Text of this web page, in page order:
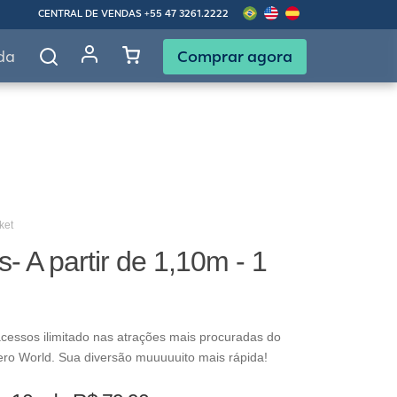
CENTRAL DE VENDAS +55 47 3261.2222
Comprar agora
A partir de 1,10m - 1
ilimitado nas atrações mais procuradas do
World. Sua diversão muuuuuito mais rápida!